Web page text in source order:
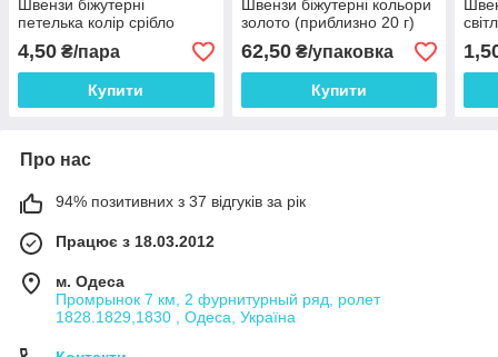
Швензи біжутерні
петелька колір срібло
4,50 ₴/пара
Купити
Швензи біжутерні кольори
золото (приблизно 20 г)
62,50₴/упаковка
Купити
Про нас
94% позитивних з 37 відгуків за рік
Працює з 18.03.2012
м. Одеса
Промрынок 7 км, 2 фурнитурный ряд, ролет
1828.1829,1830 , Одеса, Україна